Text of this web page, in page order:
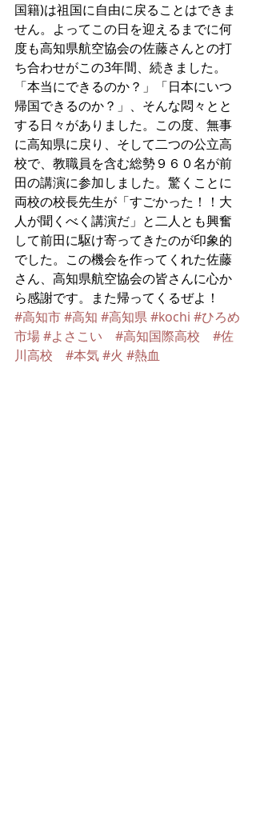
国籍)は祖国に自由に戻ることはできま
せん。よってこの日を迎えるまでに何
度も高知県航空協会の佐藤さんとの打
ち合わせがこの3年間、続きました。
「本当にできるのか？」「日本にいつ
帰国できるのか？」、そんな悶々とと
する日々がありました。この度、無事
に高知県に戻り、そして二つの公立高
校で、教職員を含む総勢９６０名が前
田の講演に参加しました。驚くことに
両校の校長先生が「すごかった！！大
人が聞くべく講演だ」と二人とも興奮
して前田に駆け寄ってきたのが印象的
でした。この機会を作ってくれた佐藤
さん、高知県航空協会の皆さんに心か
ら感謝です。また帰ってくるぜよ！
#高知市#高知 #高知県#kochi #ひろめ
市場#よさこい #高知国際高校
#佐
川高校
#本気#火 #熱血